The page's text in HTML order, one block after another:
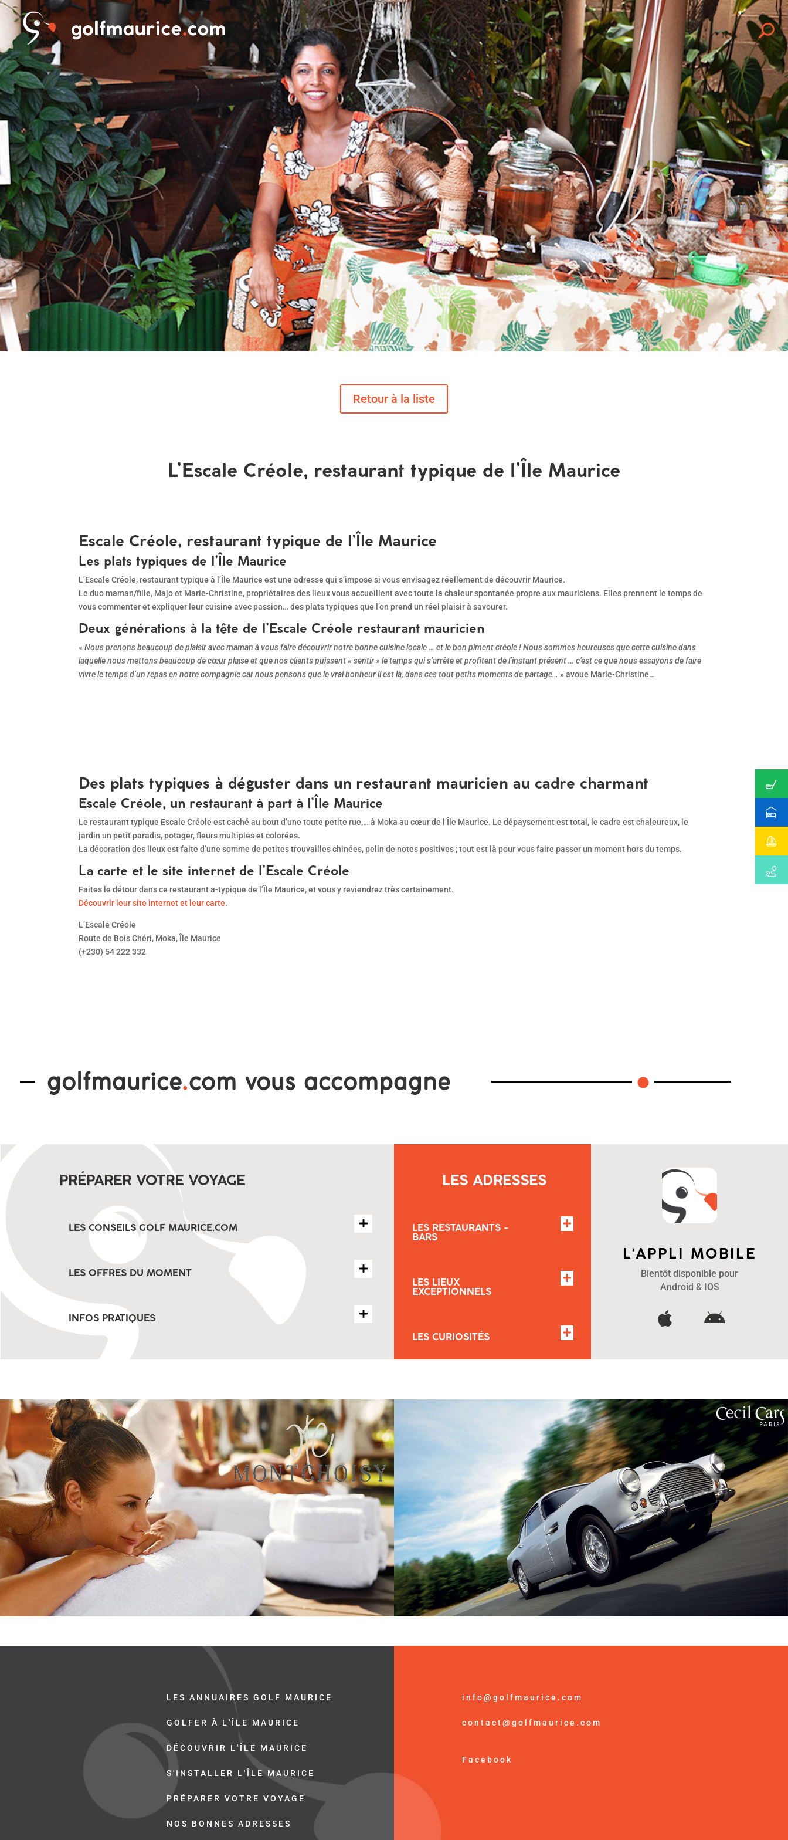
L’Escale Créole, restaurant typique de l’Île Maurice
Escale Créole, restaurant typique de l’Île Maurice
Les plats typiques de l’Île Maurice
L’Escale Créole, restaurant typique à l’Île Maurice est une adresse qui s’impose si vous envisagez réellement de découvrir Maurice.
Le duo maman/fille, Majo et Marie-Christine, propriétaires des lieux vous accueillent avec toute la chaleur spontanée propre aux mauriciens. Elles prennent le temps de
vous commenter et expliquer leur cuisine avec passion… des plats typiques que l’on prend un réel plaisir à savourer.
Deux générations à la tête de l’Escale Créole restaurant mauricien
«Nous prenons beaucoup de plaisir avec maman à vous faire découvrir notre bonne cuisine locale … et le bon piment créole ! Nous sommes heureuses que cette cuisine dans
laquelle nous mettons beaucoup de cœur plaise et que nos clients puissent « sentir » le temps qui s’arrête et profitent de l’instant présent … c’est ce que nous essayons de faire
vivre le temps d’un repas en notre compagnie car nous pensons que le vrai bonheur il est là, dans ces tout petits moments de partage… » avoue Marie-Christine…
Des plats typiques à déguster dans un restaurant mauricien au cadre charmant
Escale Créole, un restaurant à part à l’Île Maurice
Le restaurant typique Escale Créole est caché au bout d’une toute petite rue,… à Moka au cœur de l’Île Maurice. Le dépaysement est total, le cadre est chaleureux, le
jardin un petit paradis, potager, fleurs multiples et colorées.
La décoration des lieux est faite d’une somme de petites trouvailles chinées, pelin de notes positives ; tout est là pour vous faire passer un moment hors du temps.
La carte et le site internet de l’Escale Créole
Faites le détour dans ce restaurant a-typique de l’Île Maurice, et vous y reviendrez très certainement.
Découvrir leur site internet et leur carte.
L’Escale Créole
Route de Bois Chéri, Moka, Île Maurice
(+230) 54 222 332
golfmaurice.com vous accompagne
PRÉPARER VOTRE VOYAGE
LES CONSEILS GOLF MAURICE.COM
LES OFFRES DU MOMENT
INFOS PRATIQUES
LES ADRESSES
LES RESTAURANTS -
BARS
LES LIEUX
EXCEPTIONNELS
LES CURIOSITÉS
L'APPLI MOBILE
Bientôt disponible pour
Android & IOS
LES ANNUAIRES GOLF MAURICE
GOLFER À L'ÎLE MAURICE
DÉCOUVRIR L'ÎLE MAURICE
S'INSTALLER L'ÎLE MAURICE
PRÉPARER VOTRE VOYAGE
NOS BONNES ADRESSES
info@golfmaurice.com
contact@golfmaurice.com
Facebook